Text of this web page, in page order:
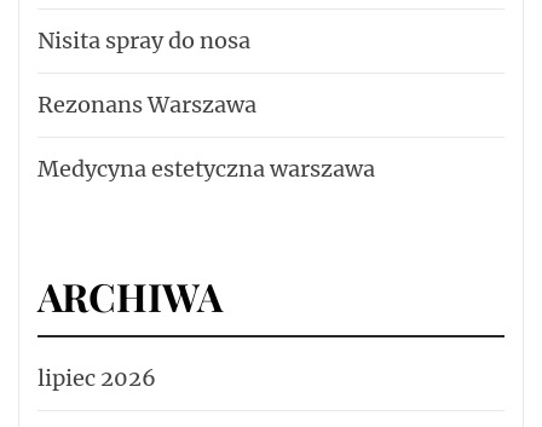
Nisita spray do nosa
Rezonans Warszawa
Medycyna estetyczna warszawa
ARCHIWA
lipiec 2026